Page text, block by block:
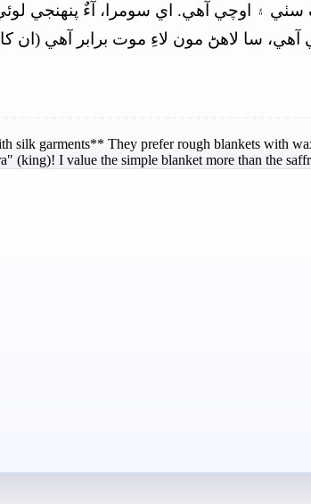
۽ اوچي آهي. اي سومرا، آءٌ پنھنجي
سا لاهڻ مون لاءِ موت برابر آهي (ان
silk garments** They prefer rough blankets with
(king)! I value the simple blanket more than the